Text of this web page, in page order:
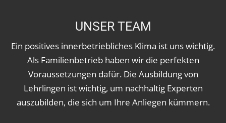
UNSER TEAM
Ein positives innerbetriebliches Klima ist uns wichtig.
Als Familienbetrieb haben wir die perfekten
Voraussetzungen dafür. Die Ausbildung von
Lehrlingen ist wichtig, um nachhaltig Experten
auszubilden, die sich um Ihre Anliegen kümmern.